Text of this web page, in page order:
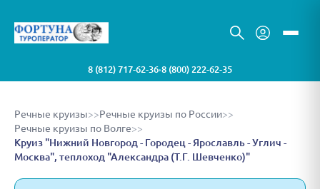
8 (812) 717-62-36•8 (800) 222-62-35
Речные круизы>>Речные круизы по России>>
Речные круизы по Волге>>
Круиз "Нижний Новгород - Городец - Ярославль - Углич -
Москва", теплоход "Александра (Т.Г. Шевченко)"